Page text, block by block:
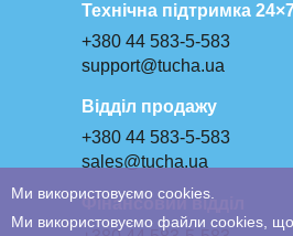
Технічна підтримка
+380 44 583-5-583
support@tucha.ua
Відділ продажу
+380 44 583-5-583
sales@tucha.ua
Фінансовий відділ
Ми використовуємо cookies.
Ми використовуємо файли cookies,